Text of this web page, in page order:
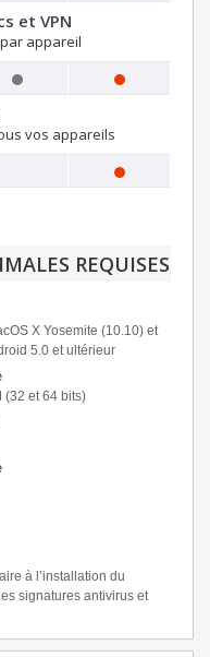
et VPN
appareil
vos appareils
REQUISES
X Yosemite (10.10) et
5.0 et ultérieur
(32 et 64 bits)
à l’installation du
signatures antivirus et